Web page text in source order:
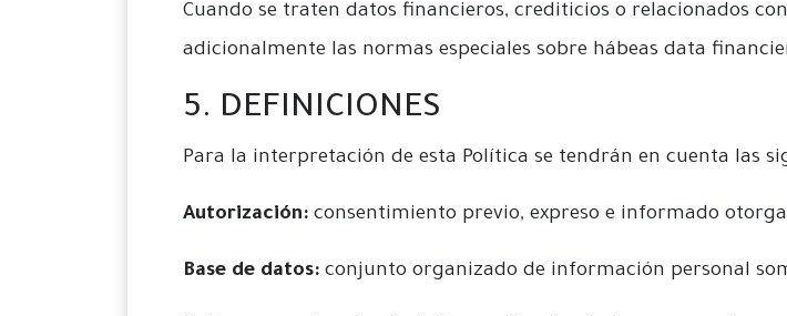
Cuando se traten datos financieros, crediticios o relacionados
adicionalmente las normas especiales sobre hábeas data
5. DEFINICIONES
Para la interpretación de esta Política se tendrán en cuenta las
Autorización: consentimiento previo, expreso e informado
Base de datos: conjunto organizado de información personal